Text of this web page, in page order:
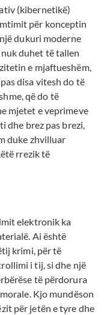
(kibernetikë)
për konceptin
dukuri moderne
duhet të tallen
e mjaftueshëm,
disa vitesh do të
që do të
mjetet e veprimeve
dhe brez pas brezi,
duke zhvilluar
rrezik të
elektronik ka
Ai është
krimi, për të
i tij, si dhe një
të përdorura
Kjo mundëson
për jetën e tyre dhe